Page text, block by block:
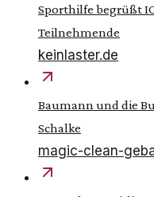
Sporthilfe begrüßt
Teilnehmende
keinlaster.de
Baumann und die
Schalke
magic-clean-